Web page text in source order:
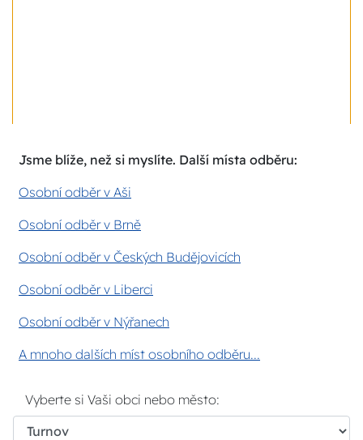
Jsme blíže, než si myslíte. Další místa odběru:
Osobní odběr v Aši
Osobní odběr v Brně
Osobní odběr v Českých Budějovicích
Osobní odběr v Liberci
Osobní odběr v Nýřanech
A mnoho dalších míst osobního odběru...
Vyberte si Vaši obci nebo město: